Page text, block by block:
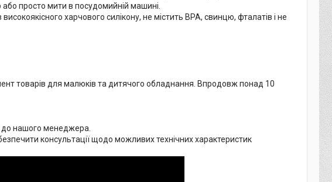
просто мити в посудомийній машині.
харчового силікону, не містить BPA, свинцю, фталатів і не
товарів для малюків та дитячого обладнання. Впродовж понад 10
до нашого менеджера.
консультації щодо можливих технічних характеристик